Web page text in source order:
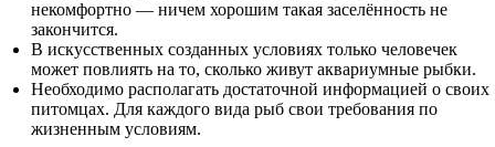
некомфортно — ничем хорошим такая заселённость не
закончится.
В искусственных созданных условиях только человечек
может повлиять на то, сколько живут аквариумные рыбки.
Необходимо располагать достаточной информацией о своих
питомцах. Для каждого вида рыб свои требования по
жизненным условиям.